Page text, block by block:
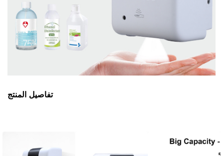
تفاصيل المنتج